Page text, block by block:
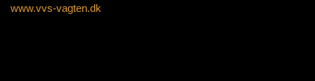
www.vvs-vagten.dk